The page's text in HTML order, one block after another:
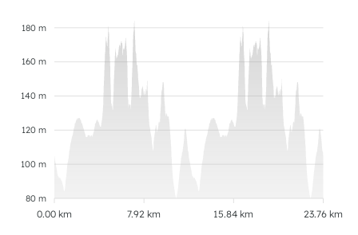
180 m
160 m
140 m
120 m
100 m
80 m
0.00 km 7.92 km 15.84 km 23.76 km